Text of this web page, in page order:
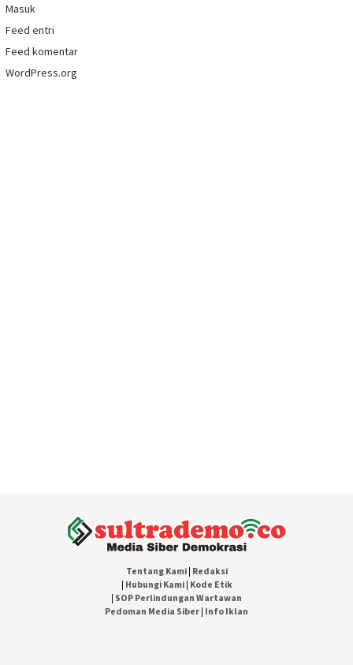
Masuk
Feed entri
Feed komentar
WordPress.org
Tentang Kami| Redaksi
| Hubungi Kami| Kode Etik
| SOP Perlindungan Wartawan
Pedoman Media Siber | Info Iklan